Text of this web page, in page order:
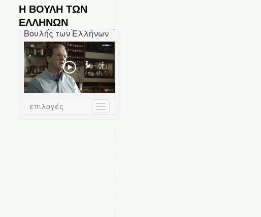
Η ΒΟΥΛΗ ΤΩΝ
ΕΛΛΗΝΩΝ